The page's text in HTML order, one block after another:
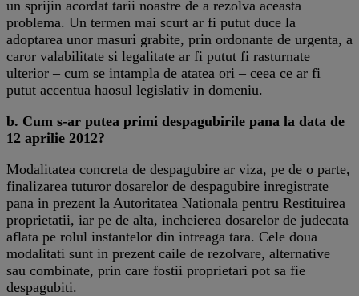
un sprijin acordat tarii noastre de a rezolva aceasta
problema. Un termen mai scurt ar fi putut duce la
adoptarea unor masuri grabite, prin ordonante de urgenta, a
caror valabilitate si legalitate ar fi putut fi rasturnate
ulterior – cum se intampla de atatea ori – ceea ce ar fi
putut accentua haosul legislativ in domeniu.
b. Cum s-ar putea primi despagubirile pana la data de
12 aprilie 2012?
Modalitatea concreta de despagubire ar viza, pe de o parte,
finalizarea tuturor dosarelor de despagubire inregistrate
pana in prezent la Autoritatea Nationala pentru Restituirea
proprietatii, iar pe de alta, incheierea dosarelor de judecata
aflata pe rolul instantelor din intreaga tara. Cele doua
modalitati sunt in prezent caile de rezolvare, alternative
sau combinate, prin care fostii proprietari pot sa fie
despagubiti.